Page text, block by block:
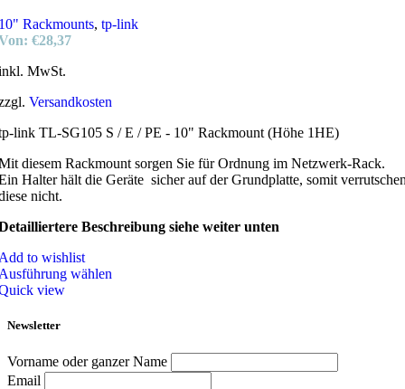
Rackmounts, tp-link
€28,37
MwSt.
Versandkosten
link TL-SG105 S / E / PE - 10" Rackmount (Höhe 1HE)
diesem Rackmount sorgen Sie für Ordnung im Netzwerk-Rack.
Halter hält die Geräte sicher auf der Grundplatte, somit
nicht.
Beschreibung siehe weiter unten
to wishlist
wählen
view
Newsletter
Vorname oder ganzer Name
Email